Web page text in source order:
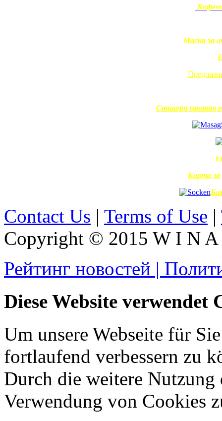
Маска за
Стикери против
Карта
Contact Us | Terms of Use |
Copyright © 2015 W I N
Рейтинг новостей |
Diese Website verwendet
Um unsere Webseite für
fortlaufend verbessern zu
Durch die weitere Nutzung
Verwendung von Cookies